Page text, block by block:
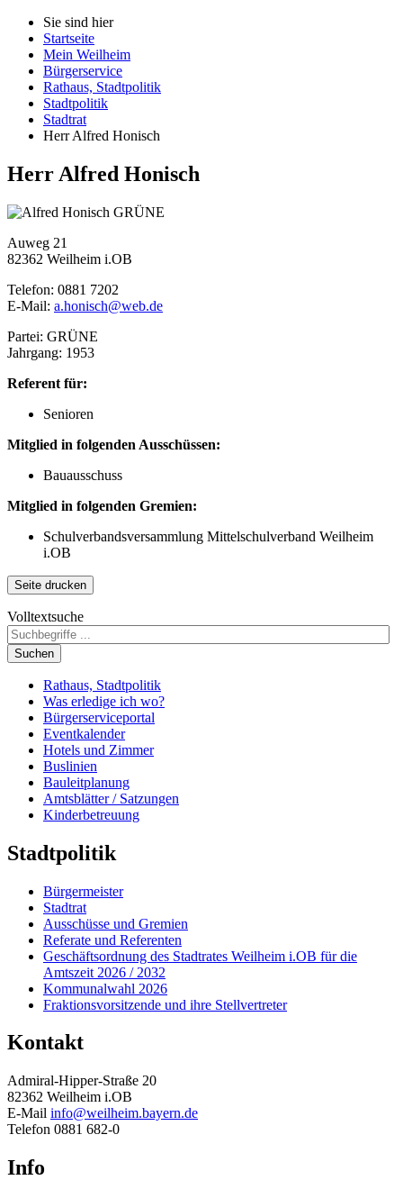
Sie sind hier
Startseite
Mein Weilheim
Bürgerservice
Rathaus, Stadtpolitik
Stadtpolitik
Stadtrat
Herr Alfred Honisch
Herr Alfred Honisch
GRÜNE
Auweg 21
82362 Weilheim i.OB
Telefon: 0881 7202
E-Mail: a.honisch@web.de
Partei: GRÜNE
Jahrgang: 1953
Referent für:
Senioren
Mitglied in folgenden Ausschüssen:
Bauausschuss
Mitglied in folgenden Gremien:
Schulverbandsversammlung Mittelschulverband Weilheim
i.OB
Seite drucken
Volltextsuche
Suchen
Rathaus, Stadtpolitik
Was erledige ich wo?
Bürgerserviceportal
Eventkalender
Hotels und Zimmer
Buslinien
Bauleitplanung
Amtsblätter / Satzungen
Kinderbetreuung
Stadtpolitik
Bürgermeister
Stadtrat
Ausschüsse und Gremien
Referate und Referenten
Geschäftsordnung des Stadtrates Weilheim i.OB für die
Amtszeit 2026 / 2032
Kommunalwahl 2026
Fraktionsvorsitzende und ihre Stellvertreter
Kontakt
Admiral-Hipper-Straße 20
82362 Weilheim i.OB
E-Mail info@weilheim.bayern.de
Telefon 0881 682-0
Info